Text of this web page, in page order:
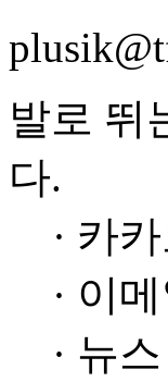
발로 뛰
다.
· 카
· 이
· 뉴